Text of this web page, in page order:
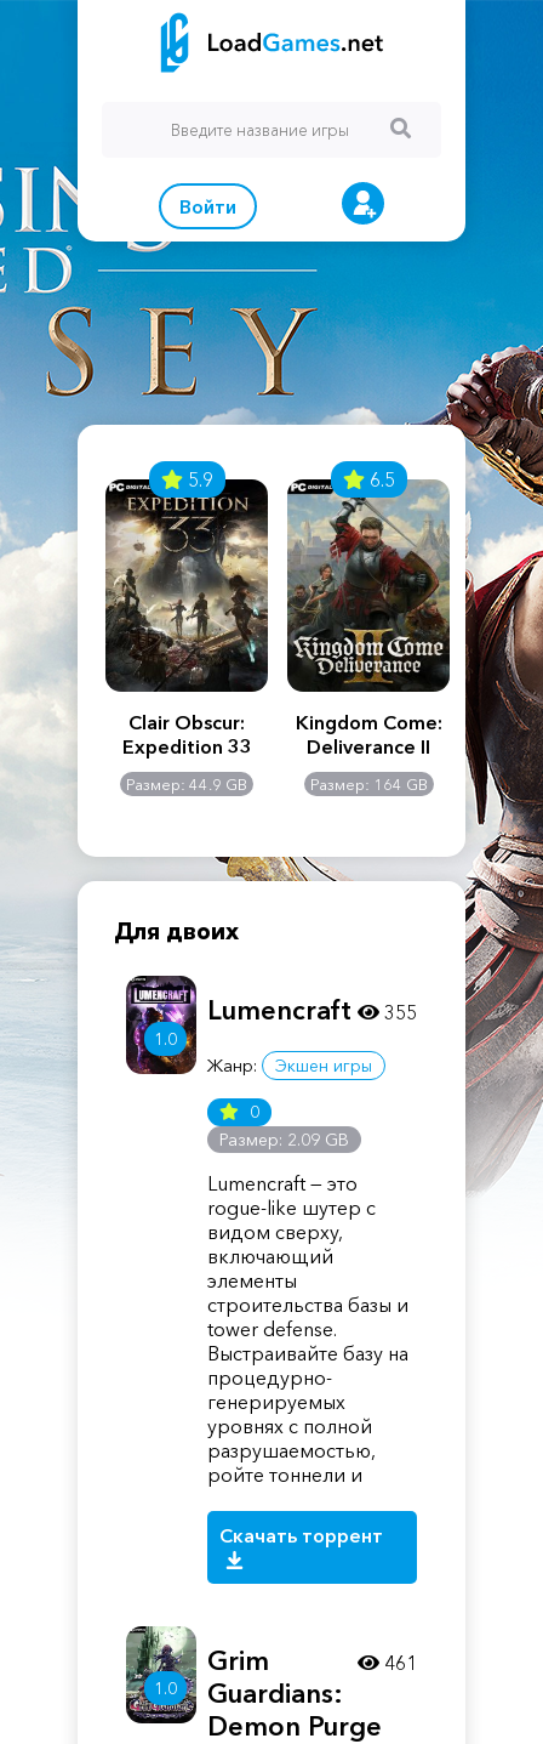
Войти
Creed
5.9
Clair Obscur:
Expedition 33
Размер: 44.9 GB
6.5
Kingdom Come:
Deliverance II
Размер: 164 GB
The
Для двоих
1.0
Lumencraft
Жанр: Экшен игры
0
Размер: 2.09 GB
Lumencraft — это
rogue-like шутер с
видом сверху,
включающий
элементы
строительства базы и
tower defense.
Выстраивайте базу на
процедурно-
генерируемых
уровнях с полной
разрушаемостью,
ройте тоннели и
Скачать торрент
355
1.0
Grim
Guardians:
Demon Purge
461